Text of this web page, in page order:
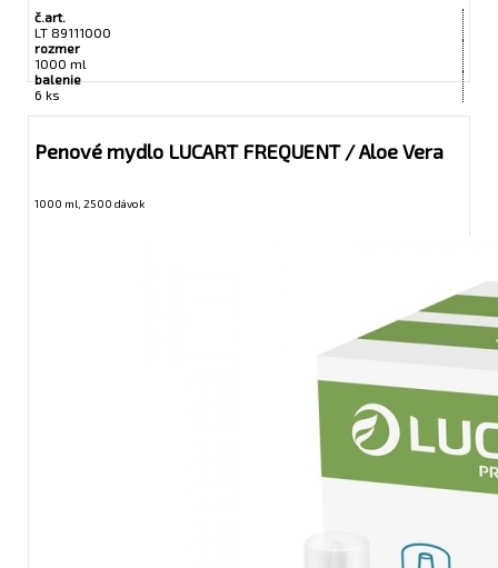
č.art.
LT 89111000
rozmer
1000 ml
balenie
6 ks
Penové mydlo LUCART FREQUENT / Aloe Vera
1000 ml, 2500 dávok